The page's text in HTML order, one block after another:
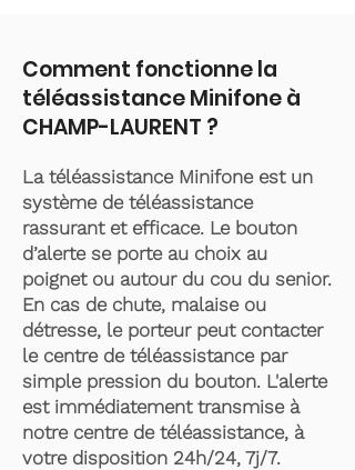
Comment fonctionne la
téléassistance Minifone à
CHAMP-LAURENT ?
La téléassistance Minifone est un
système de téléassistance
rassurant et efficace. Le bouton
d’alerte se porte au choix au
poignet ou autour du cou du senior.
En cas de chute, malaise ou
détresse, le porteur peut contacter
le centre de téléassistance par
simple pression du bouton. L'alerte
est immédiatement transmise à
notre centre de téléassistance, à
votre disposition 24h/24, 7j/7.